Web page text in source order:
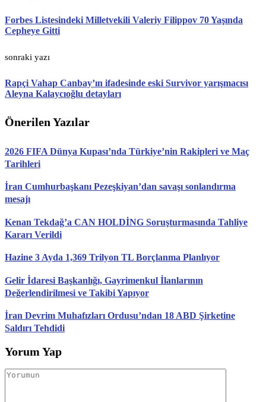
Forbes Listesindeki Milletvekili Valeriy Filippov 70 Yaşında
Cepheye Gitti
sonraki yazı
Rapçi Vahap Canbay’ın ifadesinde eski Survivor yarışmacısı
Aleyna Kalaycıoğlu detayları
Önerilen Yazılar
2026 FIFA Dünya Kupası’nda Türkiye’nin Rakipleri ve Maç
Tarihleri
İran Cumhurbaşkanı Pezeşkiyan’dan savaşı sonlandırma
mesajı
Kenan Tekdağ’a CAN HOLDİNG Soruşturmasında Tahliye
Kararı Verildi
Hazine 3 Ayda 1,369 Trilyon TL Borçlanma Planlıyor
Gelir İdaresi Başkanlığı, Gayrimenkul İlanlarının
Değerlendirilmesi ve Takibi Yapıyor
İran Devrim Muhafızları Ordusu’ndan 18 ABD Şirketine
Saldırı Tehdidi
Yorum Yap